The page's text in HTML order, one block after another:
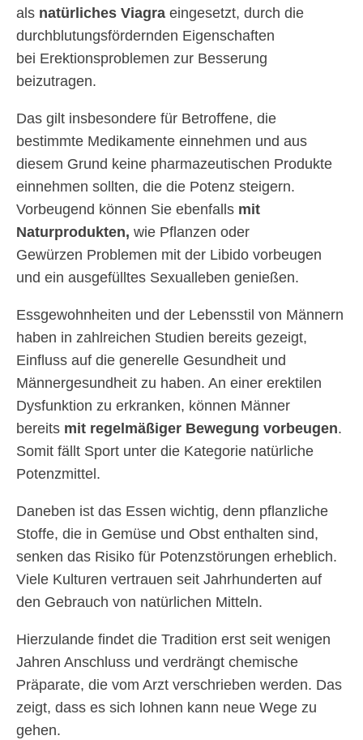
als natürliches Viagra eingesetzt, durch die
durchblutungsfördernden Eigenschaften
bei Erektionsproblemen zur Besserung
beizutragen.
Das gilt insbesondere für Betroffene, die
bestimmte Medikamente einnehmen und aus
diesem Grund keine pharmazeutischen Produkte
einnehmen sollten, die die Potenz steigern.
Vorbeugend können Sie ebenfalls mit
Naturprodukten, wie Pflanzen oder
Gewürzen Problemen mit der Libido vorbeugen
und ein ausgefülltes Sexualleben genießen.
Essgewohnheiten und der Lebensstil von Männern
haben in zahlreichen Studien bereits gezeigt,
Einfluss auf die generelle Gesundheit und
Männergesundheit zu haben. An einer erektilen
Dysfunktion zu erkranken, können Männer
bereits mit regelmäßiger Bewegung vorbeugen.
Somit fällt Sport unter die Kategorie natürliche
Potenzmittel.
Daneben ist das Essen wichtig, denn pflanzliche
Stoffe, die in Gemüse und Obst enthalten sind,
senken das Risiko für Potenzstörungen erheblich.
Viele Kulturen vertrauen seit Jahrhunderten auf
den Gebrauch von natürlichen Mitteln.
Hierzulande findet die Tradition erst seit wenigen
Jahren Anschluss und verdrängt chemische
Präparate, die vom Arzt verschrieben werden. Das
zeigt, dass es sich lohnen kann neue Wege zu
gehen.